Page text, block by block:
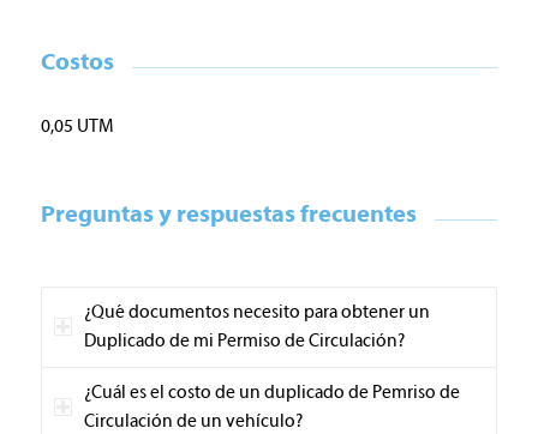
Costos
0,05 UTM
Preguntas y respuestas frecuentes
¿Qué documentos necesito para obtener un
Duplicado de mi Permiso de Circulación?
¿Cuál es el costo de un duplicado de Pemriso de
Circulación de un vehículo?